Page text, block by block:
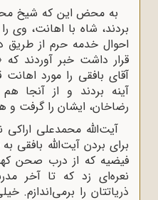
به محض این که شیخ
بردند، شاه با اهانت، وی
احوال خدمه حرم از طریق
قرار داشت خبر آوردند
آقاى بافقى را مورد اهانت
آینه بردند و از آنجا
رضاخان، ایشان را گرفت و
آیت‌الله‌ محمدعلی
برای‌ بردن‌ آیت‌الله‌ بافقی‌
فیضیه‌ که‌ از درب‌ صحن‌
نعره‌ای‌ زد که‌ تا آخر
ذریاتتان‌ را